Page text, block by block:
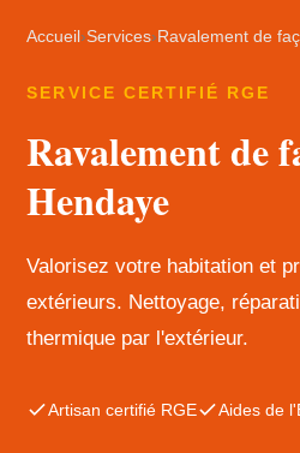
Accueil ›Services› Ravalement de
SERVICE CERTIFIÉ RGE
Ravalement de
Hendaye
Valorisez votre habitation et
extérieurs. Nettoyage,
thermique par l'extérieur.
Artisan certifié RGE Aides de